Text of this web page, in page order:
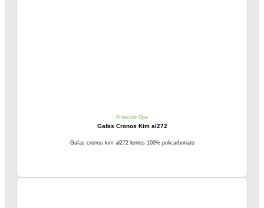
Protección Ojos
Gafas Cronos Kim al272
Gafas cronos kim al272 lentes 100% policarbonato